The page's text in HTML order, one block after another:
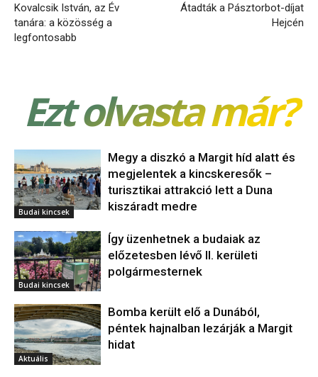
Kovalcsik István, az Év
tanára: a közösség a
legfontosabb
Átadták a Pásztorbot-díjat
Hejcén
Ezt olvasta már?
Budai kincsek
Megy a diszkó a Margit híd alatt és
megjelentek a kincskeresők –
turisztikai attrakció lett a Duna
kiszáradt medre
Budai kincsek
Így üzenhetnek a budaiak az
előzetesben lévő II. kerületi
polgármesternek
Aktuális
Bomba került elő a Dunából,
péntek hajnalban lezárják a Margit
hidat